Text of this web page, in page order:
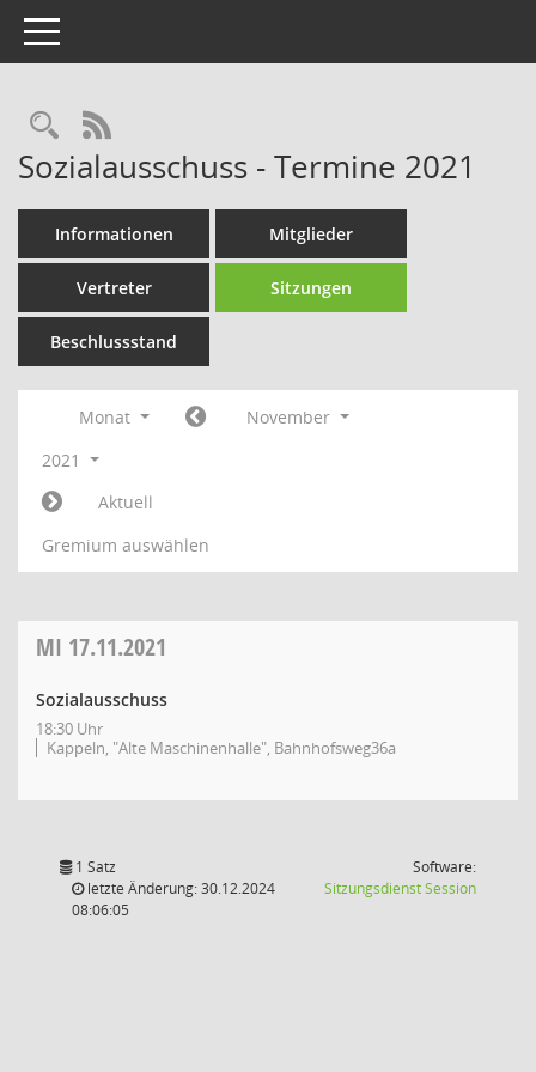
Toggle navigation
Rechercheauswahl
RSS-Feed
Sozialausschuss - Termine 2021
Informationen Mitglieder
Vertreter Sitzungen
Beschlussstand
Monat
November
2021
Aktuell
Gremium auswählen
MI 17.11.2021
Sozialausschuss
18:30 Uhr
Kappeln, "Alte Maschinenhalle", Bahnhofsweg36a
1 Satz
letzte Änderung: 30.12.2024
08:06:05
Software:
SitzungsdienstSession(Wird in